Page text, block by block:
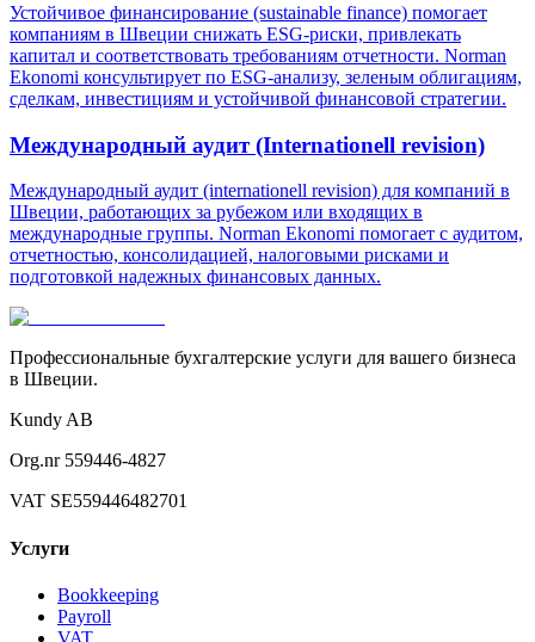
Устойчивое финансирование (sustainable finance) помогает
компаниям в Швеции снижать ESG-риски, привлекать
капитал и соответствовать требованиям отчетности. Norman
Ekonomi консультирует по ESG-анализу, зеленым облигациям,
сделкам, инвестициям и устойчивой финансовой стратегии.
Международный аудит (Internationell revision)
Международный аудит (internationell revision) для компаний в
Швеции, работающих за рубежом или входящих в
международные группы. Norman Ekonomi помогает с аудитом,
отчетностью, консолидацией, налоговыми рисками и
подготовкой надежных финансовых данных.
Профессиональные бухгалтерские услуги для вашего бизнеса
в Швеции.
Kundy AB
Org.nr 559446-4827
VAT SE559446482701
Услуги
Bookkeeping
Payroll
VAT